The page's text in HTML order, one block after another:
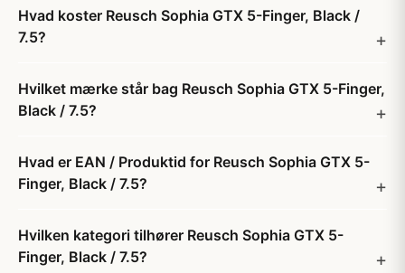
Hvad koster Reusch Sophia GTX 5-Finger, Black /
7.5?
Hvilket mærke står bag Reusch Sophia GTX 5-Finger,
Black / 7.5?
Hvad er EAN / Produktid for Reusch Sophia GTX 5-
Finger, Black / 7.5?
Hvilken kategori tilhører Reusch Sophia GTX 5-
Finger, Black / 7.5?